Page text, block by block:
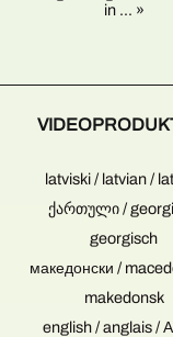
in ... »
latviski / latvian /
ქართული /
georgisch
македонски /
makedonsk
english / anglais /